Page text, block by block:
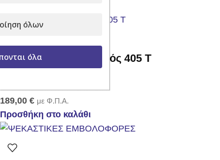
Ψεκαστήρας μεταλλικός 405 Τ
189,00 € με Φ.Π.Α.
Προσθήκη στο καλάθι
όλων
όλα